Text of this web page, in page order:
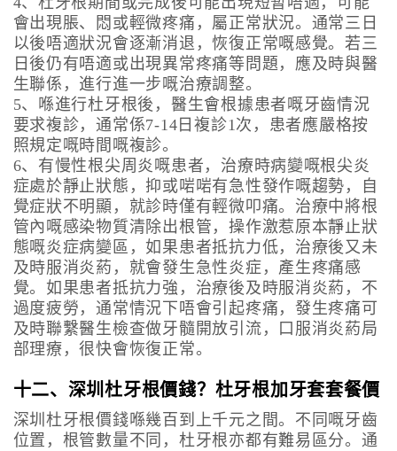
會出現脹、悶或輕微疼痛，屬正常狀況。通常三日
以後唔適狀況會逐漸消退，恢復正常嘅感覺。若三
日後仍有唔適或出現異常疼痛等問題，應及時與醫
生聯係，進行進一步嘅治療調整。
5、喺進行杜牙根後，醫生會根據患者嘅牙齒情況
要求複診，通常係7-14日複診1次，患者應嚴格按
照規定嘅時間嘅複診。
6、有慢性根尖周炎嘅患者，治療時病變嘅根尖炎
症處於靜止狀態，抑或啱啱有急性發作嘅趨勢，自
覺症狀不明顯，就診時僅有輕微叩痛。治療中將根
管內嘅感染物質清除出根管，操作激惹原本靜止狀
態嘅炎症病變區，如果患者抵抗力低，治療後又未
及時服消炎葯，就會發生急性炎症，產生疼痛感
覺。如果患者抵抗力強，治療後及時服消炎葯，不
過度疲勞，通常情況下唔會引起疼痛，發生疼痛可
及時聯繫醫生檢查做牙髓開放引流，口服消炎葯局
部理療，很快會恢復正常。
十二、深圳杜牙根價錢？杜牙根加牙套套餐價
深圳杜牙根價錢喺幾百到上千元之間。不同嘅牙齒
位置，根管數量不同，杜牙根亦都有難易區分。通